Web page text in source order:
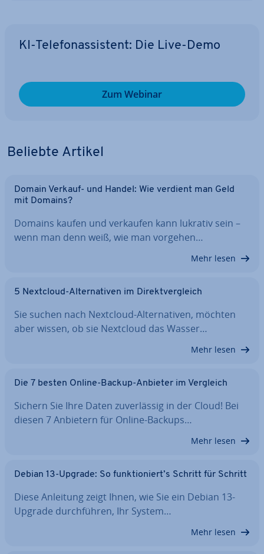
KI-Te­le­fon­as­sis­tent: Die Live-Demo
Zum Webinar
Beliebte Artikel
Domain Verkauf- und Handel: Wie verdient man Geld
mit Domains?
Domains kaufen und verkaufen kann lukrativ sein –
wenn man denn weiß, wie man vorgehen…
Mehr lesen
5 Nextcloud-Al­ter­na­ti­ven im Di­rekt­ver­gleich
Sie suchen nach Nextcloud-Al­ter­na­ti­ven, möchten
aber wissen, ob sie Nextcloud das Wasser…
Mehr lesen
Die 7 besten Online-Backup-Anbieter im Vergleich
Sichern Sie Ihre Daten zu­ver­läs­sig in der Cloud! Bei
diesen 7 Anbietern für Online-Backups…
Mehr lesen
Debian 13-Upgrade: So funk­tio­niert’s Schritt für Schritt
Diese Anleitung zeigt Ihnen, wie Sie ein Debian 13-
Upgrade durch­füh­ren, Ihr System…
Mehr lesen